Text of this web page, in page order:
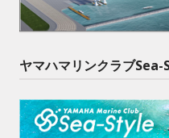
ヤマハマリンクラブ